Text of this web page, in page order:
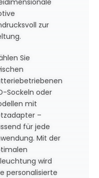
zur
Sie
Sockeln oder
mit
–
für jede
Mit der
wird
personalisierte